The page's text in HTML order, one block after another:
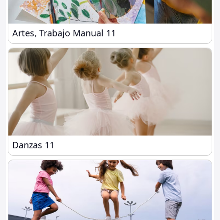
Artes, Trabajo Manual 11
Artes, Trabajo Manual 11
Danzas 11
Danzas 11